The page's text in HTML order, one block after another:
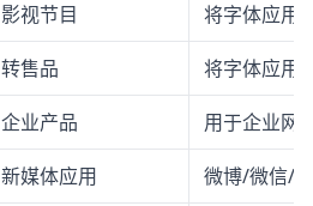
影视节目 将字体应用
转售品 将字体应用
企业产品 用于企业网
新媒体应用 微博/微信/